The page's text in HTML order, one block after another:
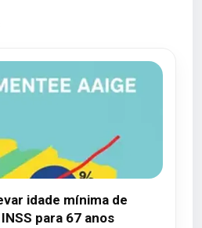
idade mínima de
para 67 anos